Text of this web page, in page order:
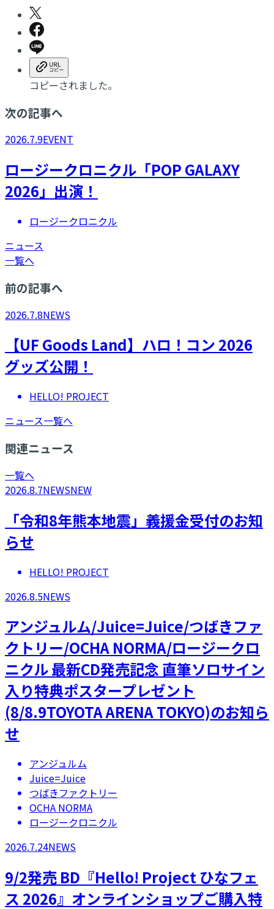
コピーされました。
次の記事へ
2026.7.9EVENT
ロージークロニクル「POP GALAXY
2026」出演！
ロージークロニクル
ニュース
一覧へ
前の記事へ
2026.7.8NEWS
【UF Goods Land】ハロ！コン 2026
グッズ公開！
HELLO! PROJECT
ニュース一覧へ
関連ニュース
一覧へ
2026.8.7NEWSNEW
「令和8年熊本地震」義援金受付のお知
らせ
HELLO! PROJECT
2026.8.5NEWS
アンジュルム/Juice=Juice/つばきファ
クトリー/OCHA NORMA/ロージークロ
ニクル 最新CD発売記念 直筆ソロサイン
入り特典ポスタープレゼント
(8/8.9TOYOTA ARENA TOKYO)のお知ら
せ
アンジュルム
Juice=Juice
つばきファクトリー
OCHA NORMA
ロージークロニクル
2026.7.24NEWS
9/2発売 BD『Hello! Project ひなフェ
ス 2026』オンラインショップご購入特